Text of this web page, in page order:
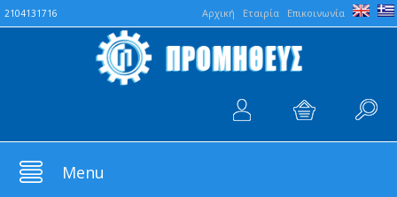
Aρχική Εταιρία Επικοινωνία
2104131716
Menu